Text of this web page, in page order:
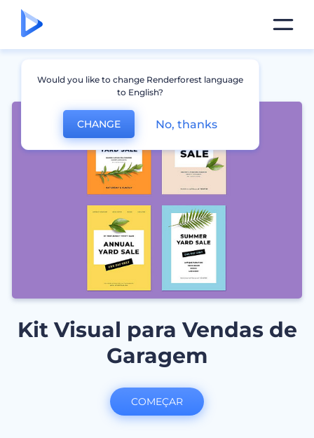
Kit Visual para Vendas de
Garagem
COMEÇAR
Would you like to change Renderforest language
to English?
CHANGE No, thanks